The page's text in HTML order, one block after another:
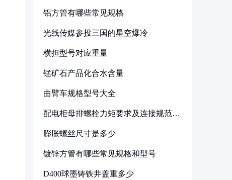
铝方管有哪些常见规格
光线传媒参投三国的星空爆冷
横担型号对应重量
锰矿石产品化合水含量
曲臂车规格型号大全
配电柜母排螺栓力矩要求及连接规范详
膨胀螺丝尺寸是多少
镀锌方管有哪些常见规格和型号
D400球墨铸铁井盖重多少